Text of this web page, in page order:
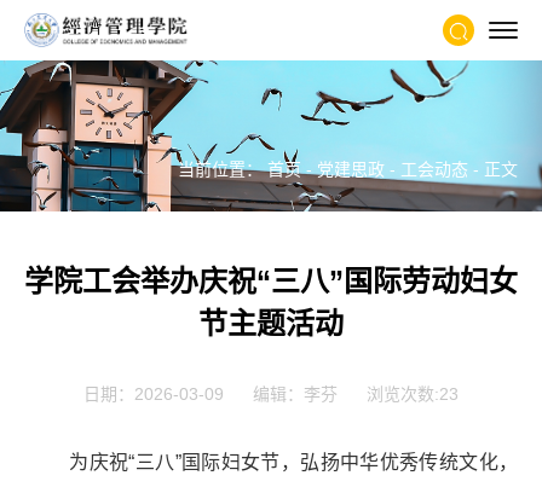
当前位置：首页- 党建思政 - 工会动态 - 正文
学院工会举办庆祝“三八”国际劳动妇女
节主题活动
日期：2026-03-09 编辑：李芬 浏览次数:23
为庆祝“三八”国际妇女节，弘扬中华优秀传统文化，